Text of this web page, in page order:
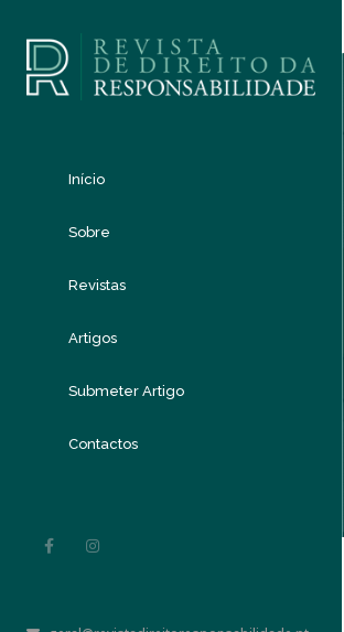
Início
Sobre
Revistas
Artigos
Submeter Artigo
Contactos